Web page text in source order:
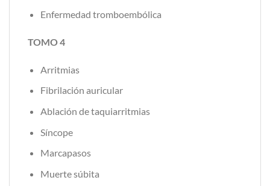
Enfermedad tromboembólica
TOMO 4
Arritmias
Fibrilación auricular
Ablación de taquiarritmias
Síncope
Marcapasos
Muerte súbita